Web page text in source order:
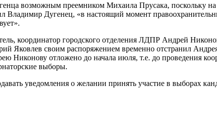
возможным преемником Михаила Прусака, поскольку
Владимир Дугенец, «в настоящий момент
координатор городского отделения ЛДПР Андрей
Яковлев своим распоряжением временно отстранил
Никонову отложено до начала июля, т.е. до проведения
выборы.
уведомления о желании принять участие в выборах